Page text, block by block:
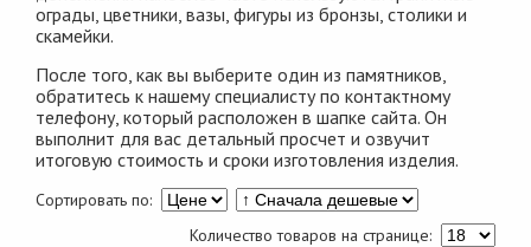
ограды, цветники, вазы, фигуры из бронзы, столики и
скамейки.
После того, как вы выберите один из памятников,
обратитесь к нашему специалисту по контактному
телефону, который расположен в шапке сайта. Он
выполнит для вас детальный просчет и озвучит
итоговую стоимость и сроки изготовления изделия.
Сортировать по:
Количество товаров на странице: